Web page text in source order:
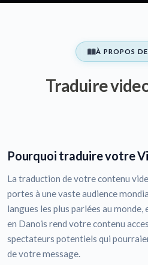
À PROPOS
Traduire
Pourquoi traduire votre
La traduction de votre contenu
portes à une vaste audience
langues les plus parlées au
en Danois rend votre contenu
spectateurs potentiels qui
de votre message.